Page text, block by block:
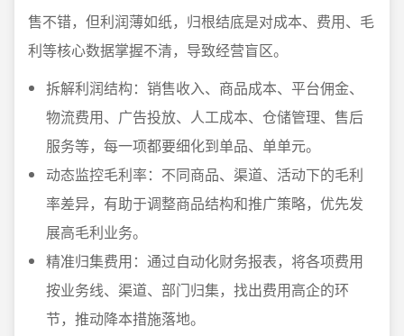
售不错，但利润薄如纸，归根结底是对成本、费用、毛
利等核心数据掌握不清，导致经营盲区。
拆解利润结构：销售收入、商品成本、平台佣金、
物流费用、广告投放、人工成本、仓储管理、售后
服务等，每一项都要细化到单品、单单元。
动态监控毛利率：不同商品、渠道、活动下的毛利
率差异，有助于调整商品结构和推广策略，优先发
展高毛利业务。
精准归集费用：通过自动化财务报表，将各项费用
按业务线、渠道、部门归集，找出费用高企的环
节，推动降本措施落地。